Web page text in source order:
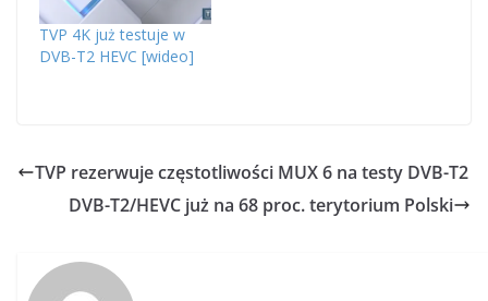
TVP 4K już testuje w
DVB-T2 HEVC [wideo]
TVP rezerwuje częstotliwości MUX 6 na testy DVB-T2
DVB-T2/HEVC już na 68 proc. terytorium Polski